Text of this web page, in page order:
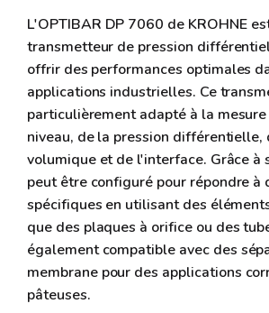
L'OPTIBAR DP 7060 de KROHNE
transmetteur de pression
offrir des performances optimales
applications industrielles. Ce
particulièrement adapté à la
niveau, de la pression différentielle,
volumique et de l'interface. Grâce à
peut être configuré pour répondre à
spécifiques en utilisant des
que des plaques à orifice ou des
également compatible avec des
membrane pour des applications
pâteuses.